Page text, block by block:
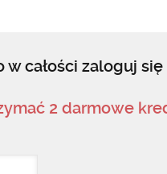
w całości zaloguj
2 darmowe